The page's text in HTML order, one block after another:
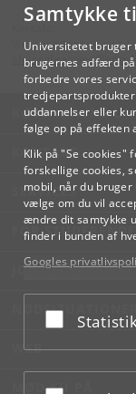
Samtykke
Universitetet
brugernes adfærd
forbedre vores
uddannelser eller
følge op på effekten
Klik på "Se cookies"
forskellige cookies,
mobil, når du
vælge om du vil
ændre dit samtykke
finder i bunden af
Googles
Acceptér
Videreuddannelse og
lifelonglearning@adm.
KØBENHAVNS
KONTAKT
SERVICES
FOR
JOB OG KARRIERE
NØDSITUATIONER
WEB
MØD KU PÅ